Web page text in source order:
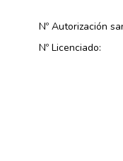
Nº Autorización
Nº Licenciado: